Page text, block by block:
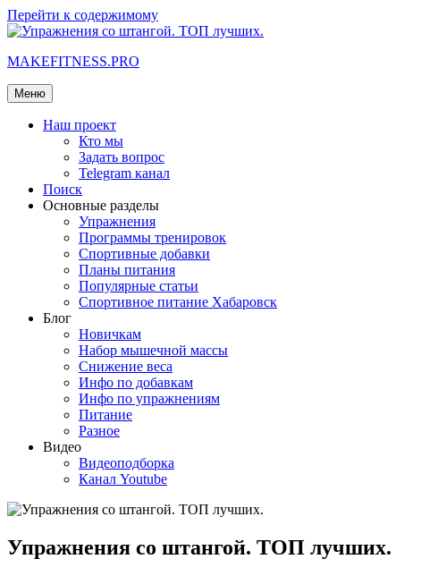
Перейти к содержимому
MAKEFITNESS.PRO
Меню
Наш проект
Кто мы
Задать вопрос
Telegram канал
Поиск
Основные разделы
Упражнения
Программы тренировок
Спортивные добавки
Планы питания
Популярные статьи
Спортивное питание Хабаровск
Блог
Новичкам
Набор мышечной массы
Снижение веса
Инфо по добавкам
Инфо по упражнениям
Питание
Разное
Видео
Видеоподборка
Канал Youtube
Упражнения со штангой. ТОП лучших.